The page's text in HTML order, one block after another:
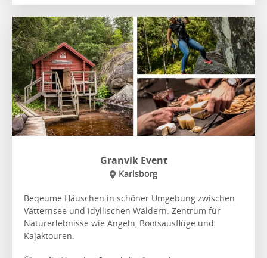
Granvik Event
Karlsborg
Beqeume Häuschen in schöner Umgebung zwischen
Vätternsee und idyllischen Wäldern. Zentrum für
Naturerlebnisse wie Angeln, Bootsausflüge und
Kajaktouren.